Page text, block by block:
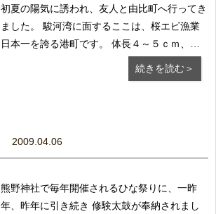
初夏の陽気に誘われ、友人と由比町へ行ってき
ました。 駿河湾に面するここは、桜エビ漁業
日本一を誇る港町です。 体長４～５ｃｍ、桜
色をした小さなエビは、日中は海面から３００
ｍ程の 暗い深海に生息し、夜になると７０～
続きを読む＞
2009.04.06
熊野神社で毎年開催されるひな祭りに、一昨
年、昨年に引き続き 修験太鼓が奉納されまし